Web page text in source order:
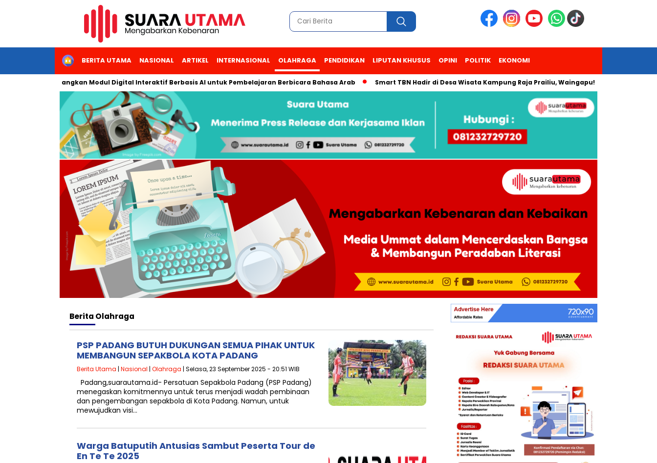
HOMEBERITA UTAMA NASIONAL ARTIKEL INTERNASIONAL OLAHRAGA PENDIDIKAN LIPUTAN KHUSUS OPINI POLITIK EKONOMI
Kembangkan Modul Digital Interaktif Berbasis AI untuk Pembelajaran Berbicara Bahasa Arab Smart TBN Hadir di Desa Wisata Kampung Raja Prailiu, Waingapu! Dua Pendaki
Berita Olahraga
PSP PADANG BUTUH DUKUNGAN SEMUA PIHAK UNTUK
MEMBANGUN SEPAKBOLA KOTA PADANG
Berita Utama | Nasional | Olahraga | Selasa, 23 September 2025 - 20:51 WIB
Padang,suarautama.id- Persatuan Sepakbola Padang (PSP Padang)
menegaskan komitmennya untuk terus menjadi wadah pembinaan
dan pengembangan sepakbola di Kota Padang. Namun, untuk
mewujudkan visi…
Warga Batuputih Antusias Sambut Peserta Tour de
En Te Te 2025